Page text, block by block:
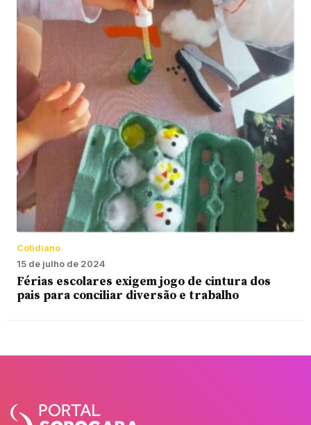
Cotidiano
15 de julho de 2024
Férias escolares exigem jogo de cintura dos
pais para conciliar diversão e trabalho